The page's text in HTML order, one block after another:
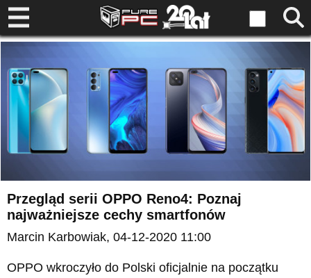
Przegląd serii OPPO Reno4: Poznaj
najważniejsze cechy smartfonów
Marcin Karbowiak, 04-12-2020 11:00
OPPO wkroczyło do Polski oficjalnie na początku